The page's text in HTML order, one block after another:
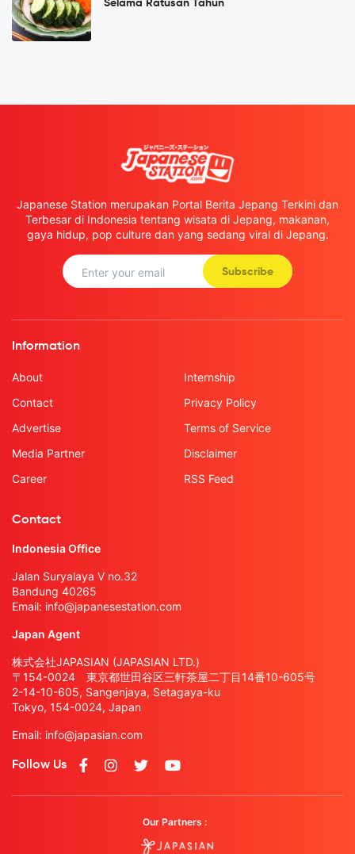
Selama Ratusan Tahun
Japanese Station merupakan Portal Berita Jepang Terkini dan
Terbesar di Indonesia tentang wisata di Jepang, makanan,
gaya hidup, pop culture dan yang sedang viral di Jepang.
Subscribe
Information
About
Contact
Advertise
Media Partner
Career
Internship
Privacy Policy
Terms of Service
Disclaimer
RSS Feed
Contact
Indonesia Office
Jalan Suryalaya V no.32
Bandung 40265
Email: info@japanesestation.com
Japan Agent
株式会社JAPASIAN (JAPASIAN LTD.)
〒154-0024 東京都世田谷区三軒茶屋二丁目14番10-605号
2-14-10-605, Sangenjaya, Setagaya-ku
Tokyo, 154-0024, Japan
Email: info@japasian.com
Follow Us
Our Partners :